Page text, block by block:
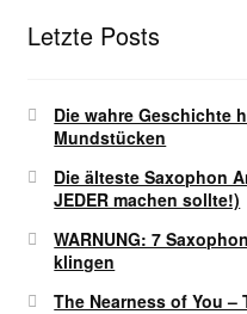
Letzte Posts
Die wahre Geschichte
Mundstücken
Die älteste Saxophon
JEDER machen sollte!)
WARNUNG: 7
klingen
The Nearness of You –